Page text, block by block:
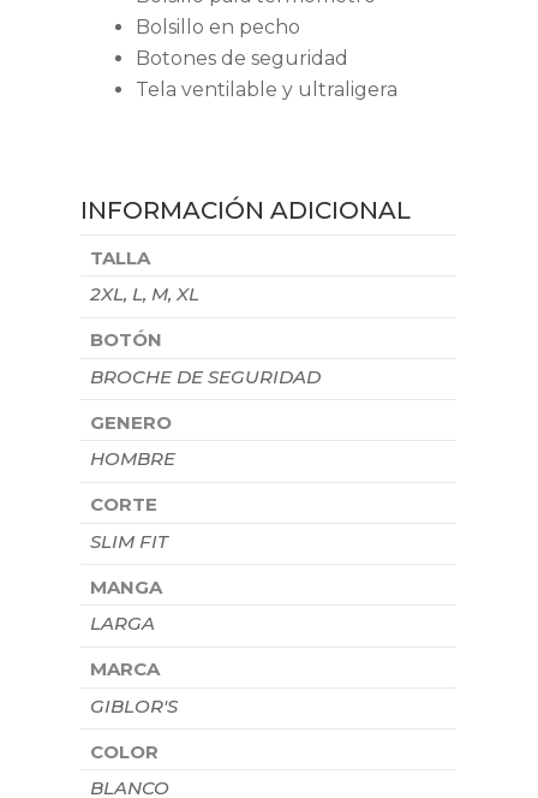
Bolsillo en pecho
Botones de seguridad
Tela ventilable y ultraligera
INFORMACIÓN ADICIONAL
TALLA
2XL, L, M, XL
BOTÓN
BROCHE DE SEGURIDAD
GENERO
HOMBRE
CORTE
SLIM FIT
MANGA
LARGA
MARCA
GIBLOR'S
COLOR
BLANCO